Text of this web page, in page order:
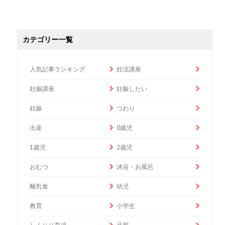
カテゴリー一覧
人気記事ランキング 妊活講座
妊娠講座 妊娠したい
妊娠 つわり
出産 0歳児
1歳児 2歳児
おむつ 沐浴・お風呂
離乳食 幼児
教育 小学生